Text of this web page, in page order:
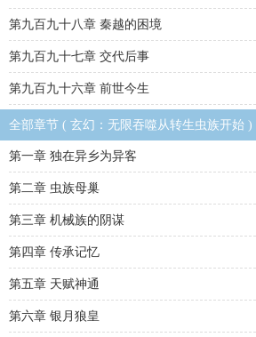
第九百九十八章 秦越的困境
第九百九十七章 交代后事
第九百九十六章 前世今生
全部章节 ( 玄幻：无限吞噬从转生虫族开始 )
第一章 独在异乡为异客
第二章 虫族母巢
第三章 机械族的阴谋
第四章 传承记忆
第五章 天赋神通
第六章 银月狼皇